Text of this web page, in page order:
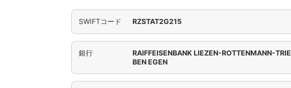
SWIFTコード RZSTAT2G215
銀行
RAIFFEISENBANK LIEZEN-ROTTENMANN-TRIE
BEN EGEN